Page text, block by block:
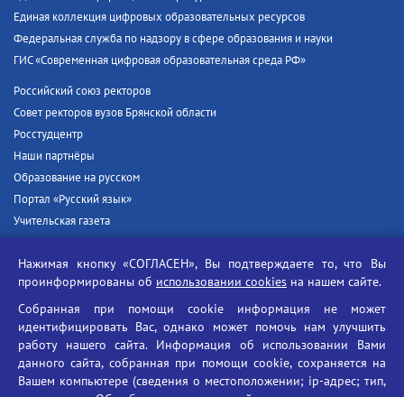
Единая коллекция цифровых образовательных ресурсов
Федеральная служба по надзору в сфере образования и науки
ГИС «Современная цифровая образовательная среда РФ»
Российский союз ректоров
Совет ректоров вузов Брянской области
Росстудцентр
Наши партнёры
Образование на русском
Портал «Русский язык»
Учительская газета
Единый портал государственных услуг
Противодействие угрозам информационной безопасности
Социальные ролики - Генеральная прокуратура РФ
Противодействие коррупции
БГУ против наркотиков
Нажимая кнопку «СОГЛАСЕН», Вы подтверждаете то, что Вы
проинформированы об использовании cookies на нашем сайте.
Собранная при помощи cookie информация не может
идентифицировать Вас, однако может помочь нам улучшить
работу нашего сайта. Информация об использовании Вами
данного сайта, собранная при помощи cookie, сохраняется на
Вашем компьютере (сведения о местоположении; ip-адрес; тип,